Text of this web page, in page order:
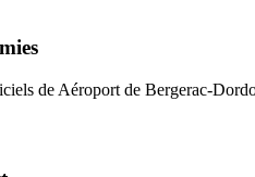
de Aéroport de Bergerac-